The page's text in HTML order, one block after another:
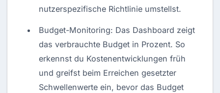
nutzerspezifische Richtlinie umstellst.
Budget-Monitoring: Das Dashboard zeigt
das verbrauchte Budget in Prozent. So
erkennst du Kostenentwicklungen früh
und greifst beim Erreichen gesetzter
Schwellenwerte ein, bevor das Budget